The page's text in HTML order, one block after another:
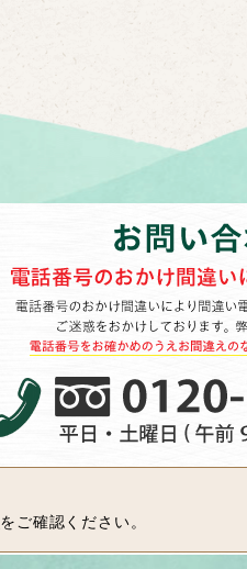
をご確認ください。